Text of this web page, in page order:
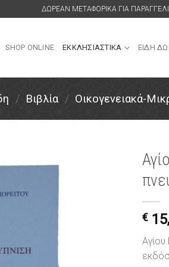
ΔΩΡΕΑΝ ΜΕΤΑΦΟΡΙΚΑ ΓΙΑ
SHOP ONLINE ΕΚΚΛΗΣΙΑΣΤΙΚΑ ΕΙΔΗ
/ Βιβλία / Οικογενειακά-
€
Αγίου